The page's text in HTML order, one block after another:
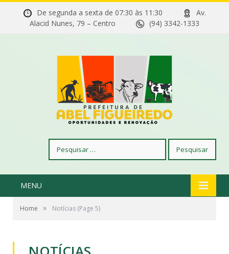
De segunda a sexta de 07:30 às 11:30
Av.
Alacid Nunes, 79 – Centro
(94) 3342-1333
por:
MENU
Home » Notícias (Page 5)